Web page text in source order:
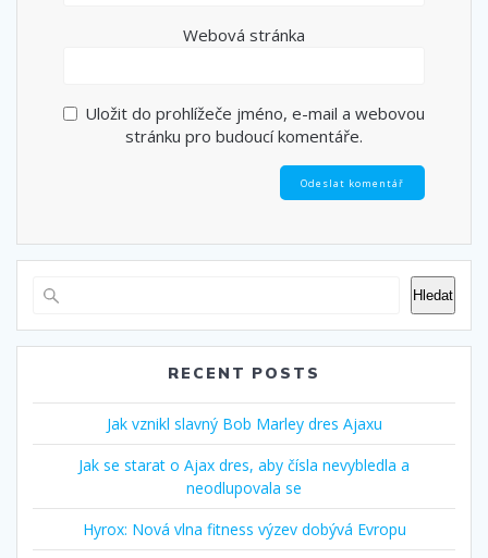
Webová stránka
Uložit do prohlížeče jméno, e-mail a webovou
stránku pro budoucí komentáře.
Hledat
RECENT POSTS
Jak vznikl slavný Bob Marley dres Ajaxu
Jak se starat o Ajax dres, aby čísla nevybledla a
neodlupovala se
Hyrox: Nová vlna fitness výzev dobývá Evropu